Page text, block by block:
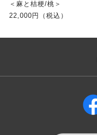
＜麻と桔梗/桃＞
22,000円（税込）